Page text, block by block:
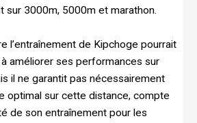
sur 3000m, 5000m et marathon.
l’entraînement de Kipchoge pourrait
améliorer ses performances sur
il ne garantit pas nécessairement
optimal sur cette distance, compte
de son entraînement pour les